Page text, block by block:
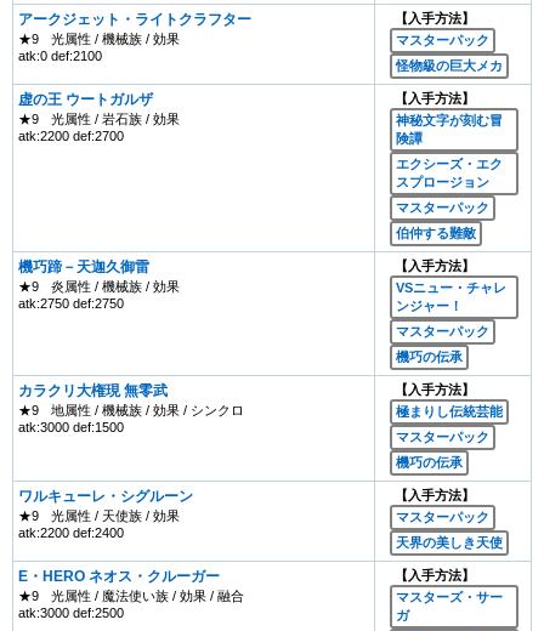
アークジェット・ライトクラフター
★9
光属性 / 機械族 / 効果
atk:0 def:2100
【入手方法】
マスターパック
怪物級の巨大メカ
虚の王 ウートガルザ
★9
光属性 / 岩石族 / 効果
atk:2200 def:2700
【入手方法】
神秘文字が刻む冒
険譚
エクシーズ・エク
スプロージョン
マスターパック
伯仲する難敵
機巧蹄－天迦久御雷
★9
炎属性 / 機械族 / 効果
atk:2750 def:2750
【入手方法】
VSニュー・チャレ
ンジャー！
マスターパック
機巧の伝承
カラクリ大権現 無零武
★9
地属性 / 機械族 / 効果 / シンクロ
atk:3000 def:1500
【入手方法】
極まりし伝統芸能
マスターパック
機巧の伝承
ワルキューレ・シグルーン
★9
光属性 / 天使族 / 効果
atk:2200 def:2400
【入手方法】
マスターパック
天界の美しき天使
E・HERO ネオス・クルーガー
★9
光属性 / 魔法使い族 / 効果 / 融合
atk:3000 def:2500
【入手方法】
マスターズ・サー
ガ